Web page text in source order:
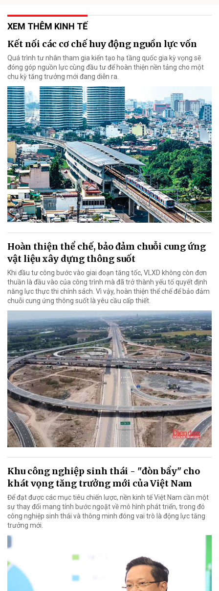
XEM THÊM KINH TẾ
Kết nối các cơ chế huy động nguồn lực vốn
Quá trình tư nhân tham gia kiến tạo hạ tầng quốc gia kỳ vọng sẽ
đóng góp nguồn lực cùng đầu tư để hoàn thiện nền tảng cho một
chu kỳ tăng trưởng mới đang diễn ra.
Hoàn thiện thể chế, bảo đảm chuỗi cung ứng
vật liệu xây dựng thông suốt
Khi đầu tư công bước vào giai đoạn tăng tốc, VLXD không còn đơn
thuần là đầu vào của công trình mà đã trở thành yếu tố quyết định
năng lực thực thi chính sách. Vì vậy, hoàn thiện thể chế để bảo đảm
chuỗi cung ứng thông suốt là yêu cầu cấp thiết.
Khu công nghiệp sinh thái - "đòn bẩy" cho
khát vọng tăng trưởng mới của Việt Nam
Để đạt được các mục tiêu chiến lược, nền kinh tế Việt Nam cần một
sự thay đổi mang tính bước ngoặt về mô hình phát triển, trong đó
công nghiệp sinh thái và thông minh đóng vai trò là động lực tăng
trưởng mới.